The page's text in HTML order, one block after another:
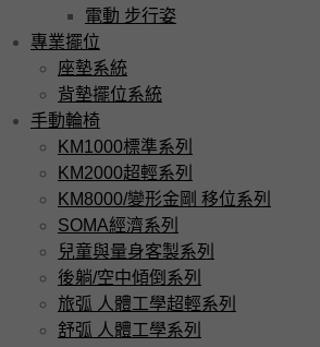
電動 步行姿
專業擺位
座墊系統
背墊擺位系統
手動輪椅
KM1000標準系列
KM2000超輕系列
KM8000/變形金剛 移位系列
SOMA經濟系列
兒童與量身客製系列
後躺/空中傾倒系列
旅弧 人體工學超輕系列
舒弧 人體工學系列